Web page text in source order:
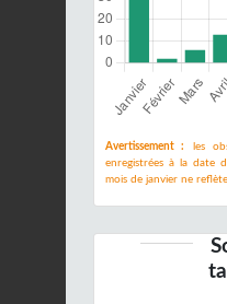
Avertissement :
les
enregistrées à la date
mois de janvier ne